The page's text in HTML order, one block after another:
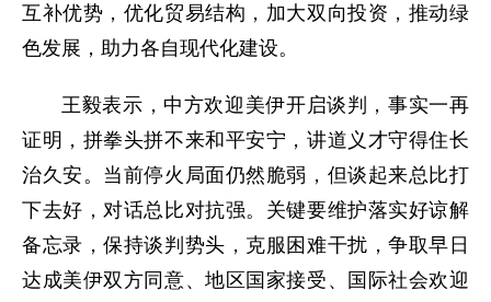
互补优势，优化贸易结构，加大双向投资，推动绿
色发展，助力各自现代化建设。
王毅表示，中方欢迎美伊开启谈判，事实一再
证明，拼拳头拼不来和平安宁，讲道义才守得住长
治久安。当前停火局面仍然脆弱，但谈起来总比打
下去好，对话总比对抗强。关键要维护落实好谅解
备忘录，保持谈判势头，克服困难干扰，争取早日
达成美伊双方同意、地区国家接受、国际社会欢迎